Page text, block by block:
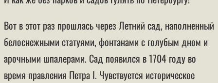
Вот в этот раз прошлась через Летний сад, наполненный
белоснежными статуями, фонтанами с голубым дном и
арочными шпалерами. Сад появился в 1704 году во
время правления Петра I. Чувствуется историческое